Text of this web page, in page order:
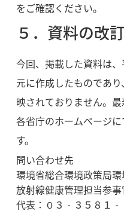
をご確認ください。
５．資料の改
今回、掲載した資料は
元に作成したものであ
映されておりません。最
各省庁のホームページ
す。
問い合わせ先
環境省総合環境政策局
放射線健康管理担当参事
代表：０３‐３５８１‐